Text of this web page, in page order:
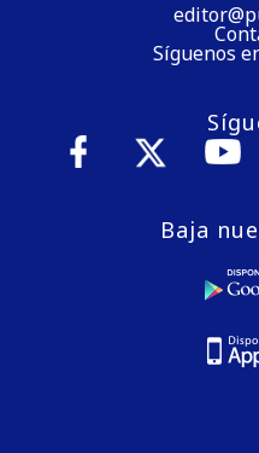
Síguenos
Baja